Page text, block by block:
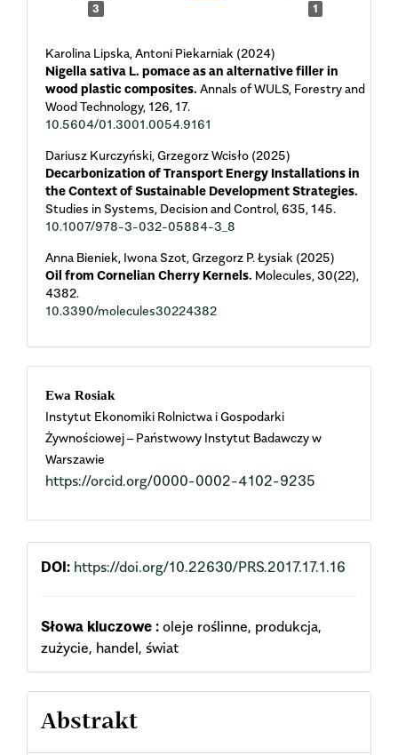
3 1
Karolina Lipska, Antoni Piekarniak (2024)
Nigella sativa L. pomace as an alternative filler in
wood plastic composites. Annals of WULS, Forestry and
Wood Technology, 126, 17.
10.5604/01.3001.0054.9161
Dariusz Kurczyński, Grzegorz Wcisło (2025)
Decarbonization of Transport Energy Installations in
the Context of Sustainable Development Strategies.
Studies in Systems, Decision and Control, 635, 145.
10.1007/978-3-032-05884-3_8
Anna Bieniek, Iwona Szot, Grzegorz P. Łysiak (2025)
Oil from Cornelian Cherry Kernels. Molecules, 30(22),
4382.
10.3390/molecules30224382
Main
Article
Content
Ewa Rosiak
Instytut Ekonomiki Rolnictwa i Gospodarki
Żywnościowej – Państwowy Instytut Badawczy w
Warszawie
https://orcid.org/0000-0002-4102-9235
DOI: https://doi.org/10.22630/PRS.2017.17.1.16
Słowa kluczowe : oleje roślinne, produkcja,
zużycie, handel, świat
Abstrakt